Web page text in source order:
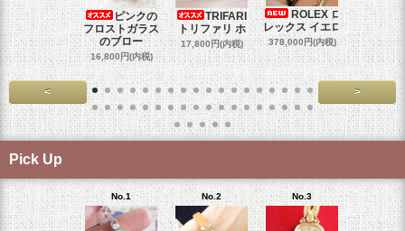
ピンクの
フロストガラス
のブロー
16,800円(内税)
TRIFARI
トリファリ ホ
17,800円(内税)
ROLEX ロ
レックス イエロ
378,000円(内税)
ジュリア
29,000円(
< >
Pick Up
No.1 No.2 No.3 No.4